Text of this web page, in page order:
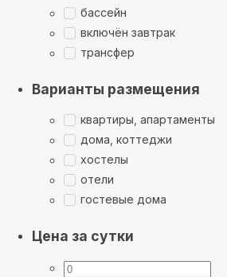
бассейн
включён завтрак
трансфер
Варианты размещения
квартиры, апартаменты
дома, коттеджи
хостелы
отели
гостевые дома
Цена за сутки